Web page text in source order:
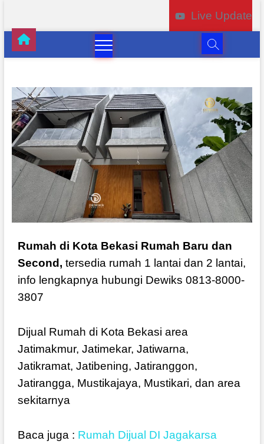
Live Update
Rumah di Kota Bekasi Rumah Baru dan
Second, tersedia rumah 1 lantai dan 2 lantai,
info lengkapnya hubungi Dewiks 0813-8000-
3807
Dijual Rumah di Kota Bekasi area
Jatimakmur, Jatimekar, Jatiwarna,
Jatikramat, Jatibening, Jatiranggon,
Jatirangga, Mustikajaya, Mustikari, dan area
sekitarnya
Baca juga : Rumah Dijual DI Jagakarsa